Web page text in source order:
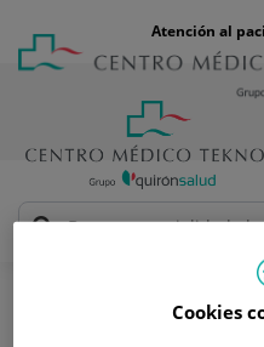
contenido
Menú
teléfono
cabecera
Atención al
Cookies